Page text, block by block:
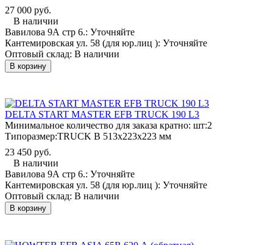
27 000 руб.
В наличии
Вавилова 9А стр 6.: Уточняйте
Кантемировская ул. 58 (для юр.лиц ): Уточняйте
Оптовый склад: В наличии
В корзину
DELTA START MASTER EFB TRUCK 190 L3
Минимальное количество для заказа кратно: шт:2
Типоразмер:TRUCK B 513x223x223 мм
23 450 руб.
В наличии
Вавилова 9А стр 6.: Уточняйте
Кантемировская ул. 58 (для юр.лиц ): Уточняйте
Оптовый склад: В наличии
В корзину